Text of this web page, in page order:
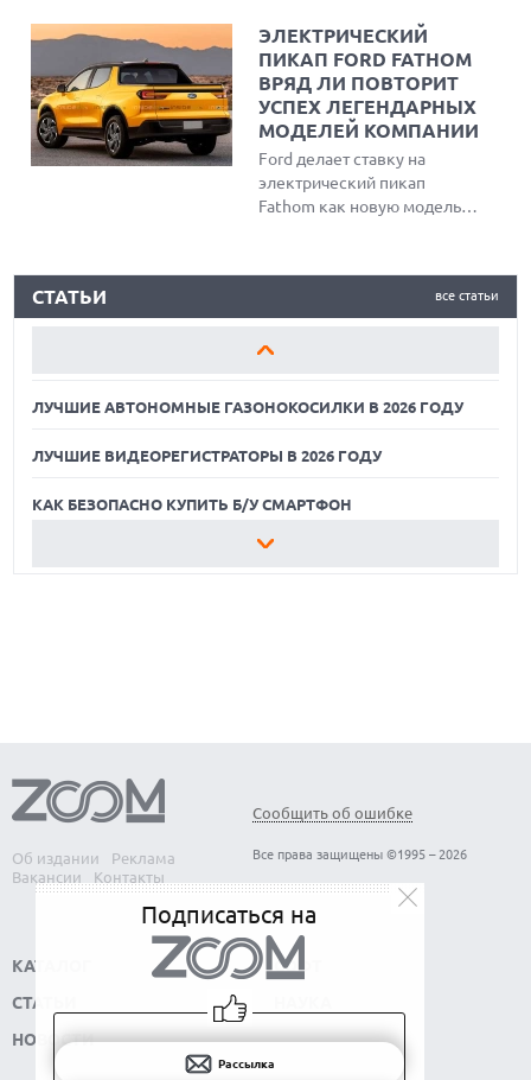
165 компаний, включая
AT&T и Ticketmaster.
Злоумышленник похитил
информацию о миллионах
пользователей, получил
миллионы долларов выкупа
и продажи данных на
черном рынке, теперь он
ожидает строгого
ЭЛЕКТРИЧЕСКИЙ
ПИКАП FORD FATHOM
ВРЯД ЛИ ПОВТОРИТ
УСПЕХ ЛЕГЕНДАРНЫХ
МОДЕЛЕЙ КОМПАНИИ
Ford делает ставку на
электрический пикап
Fathom как новую модель-
около $30 тыс., аналитики
сомневаются в массовом
спроса на компактные
все статьи
СТАТЬИ
КАК БЕЗОПАСНО КУПИТЬ Б/У СМАРТФОН
ЛУЧШИЕ АВТОНОМНЫЕ ГАЗОНОКОСИЛКИ В 2026 ГОДУ
ЛУЧШИЕ ВИДЕОРЕГИСТРАТОРЫ В 2026 ГОДУ
КАК БЕЗОПАСНО КУПИТЬ Б/У СМАРТФОН
ЛУЧШИЕ АВТОНОМНЫЕ ГАЗОНОКОСИЛКИ В 2026 ГОДУ
Об издании
Реклама
Вакансии
Контакты
Сообщить об ошибке
Все права защищены ©1995 – 2026
КАТАЛОГ
СТАТЬИ
НОВОСТИ
СОФТ
Подписаться на
Рассылка